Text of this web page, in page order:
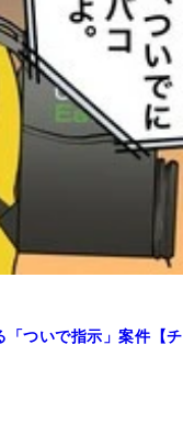
「ついで指示」案件【チ